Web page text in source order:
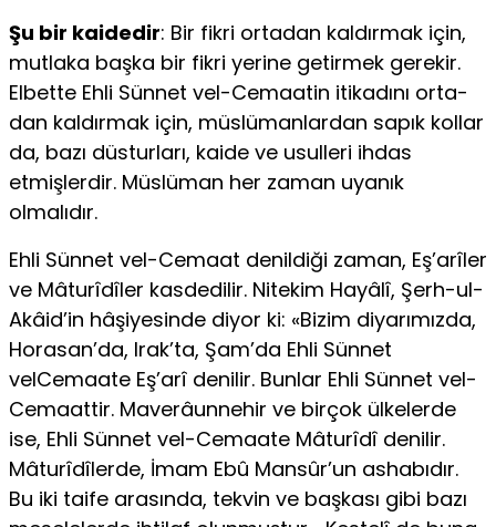
Şu bir kaidedir: Bir fikri ortadan kaldırmak için,
mutlaka başka bir fik­ri yerine getirmek gerekir.
Elbette Ehli Sünnet vel-Cemaatin itikadını orta­
dan kaldırmak için, müslümanlardan sapık kollar
da, bazı düsturları, kai­de ve usulleri ihdas
etmişlerdir. Müslüman her zaman uyanık
olmalıdır.
Ehli Sünnet vel-Cemaat denildiği zaman, Eş’arîler
ve Mâturîdîler kasdedilir. Nitekim Hayâlî, Şerh-ul-
Akâid’in hâşiyesinde diyor ki: «Bizim diyarımızda,
Horasan’da, Irak’ta, Şam’da Ehli Sünnet
velCemaate Eş’arî denilir. Bunlar Ehli Sünnet vel-
Cemaattir. Maverâunnehir ve birçok ülke­lerde
ise, Ehli Sünnet vel-Cemaate Mâturîdî denilir.
Mâturîdîlerde, İmam Ebû Mansûr’un ashabıdır.
Bu iki taife arasında, tekvin ve başkası gibi bazı